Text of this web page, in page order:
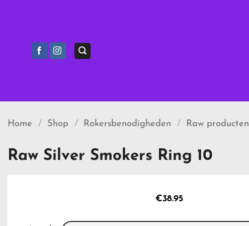
Home / Shop / Rokersbenodigheden / Raw producten
Raw Silver Smokers Ring 10
€38.95